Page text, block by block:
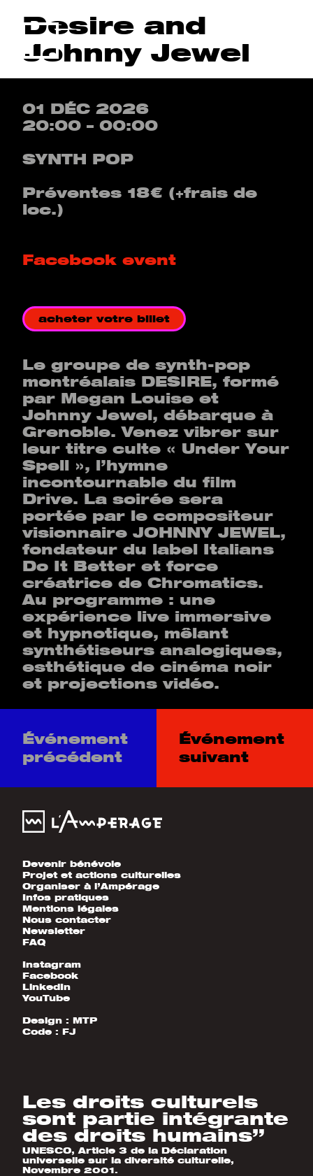
Desire and
Johnny Jewel
Le groupe de synth-pop
montréalais DESIRE, formé
par Megan Louise et
Johnny Jewel, débarque à
Grenoble. Venez vibrer sur
leur titre culte « Under Your
Spell », l’hymne
incontournable du film
Drive. La soirée sera
portée par le compositeur
visionnaire JOHNNY JEWEL,
fondateur du label Italians
Do It Better et force
créatrice de Chromatics.
Au programme : une
expérience live immersive
et hypnotique, mêlant
synthétiseurs analogiques,
esthétique de cinéma noir
et projections vidéo.
01 DÉC 2026
20:00 – 00:00
SYNTH POP
Préventes 18€ (+frais de
loc.)
Facebook event
acheter votre billet
Événement
précédent
Événement
suivant
Devenir bénévole
Projet et actions culturelles
Organiser à l’Ampérage
Infos pratiques
Mentions légales
Nous contacter
Newsletter
FAQ
Instagram
Facebook
LinkedIn
YouTube
Design : MTP
Code : FJ
Les droits culturels
sont partie intégrante
des droits humains”
UNESCO, Article 3 de la Déclaration
universelle sur la diversité culturelle,
Novembre 2001.